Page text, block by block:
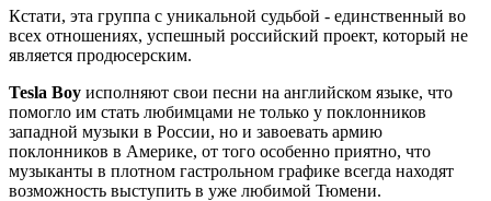
Кстати, эта группа с уникальной судьбой - единственный во
всех отношениях, успешный российский проект, который не
является продюсерским.
Tesla Boy исполняют свои песни на английском языке, что
помогло им стать любимцами не только у поклонников
западной музыки в России, но и завоевать армию
поклонников в Америке, от того особенно приятно, что
музыканты в плотном гастрольном графике всегда находят
возможность выступить в уже любимой Тюмени.